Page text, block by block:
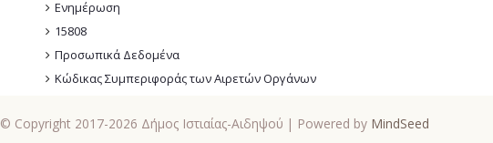
Ενημέρωση
15808
Προσωπικά Δεδομένα
Κώδικας Συμπεριφοράς των Αιρετών Οργάνων
© Copyright 2017-2026 Δήμος Ιστιαίας-Αιδηψού | Powered by MindSeed